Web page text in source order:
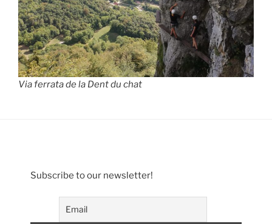
Via ferrata de la Dent du chat
Subscribe to our newsletter!